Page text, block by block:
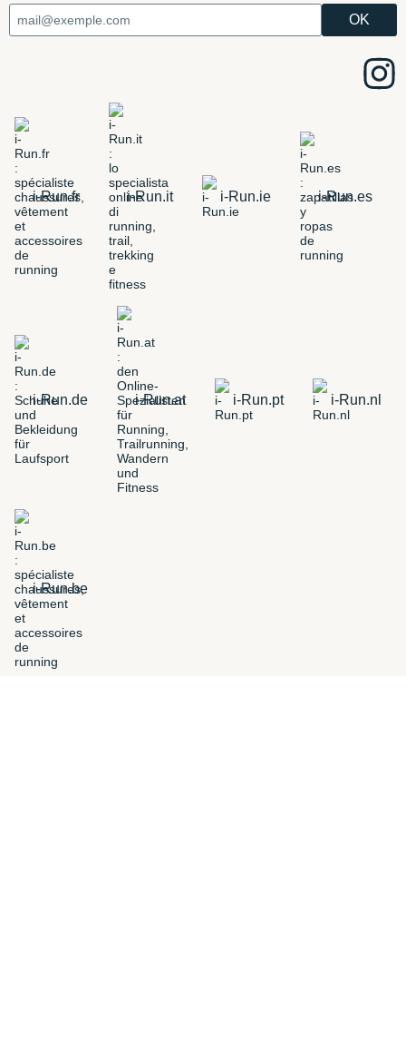
i-Run.fr i-Run.it i-Run.ie i-Run.es
i-Run.de i-Run.at i-Run.pt i-Run.nl
i-Run.be